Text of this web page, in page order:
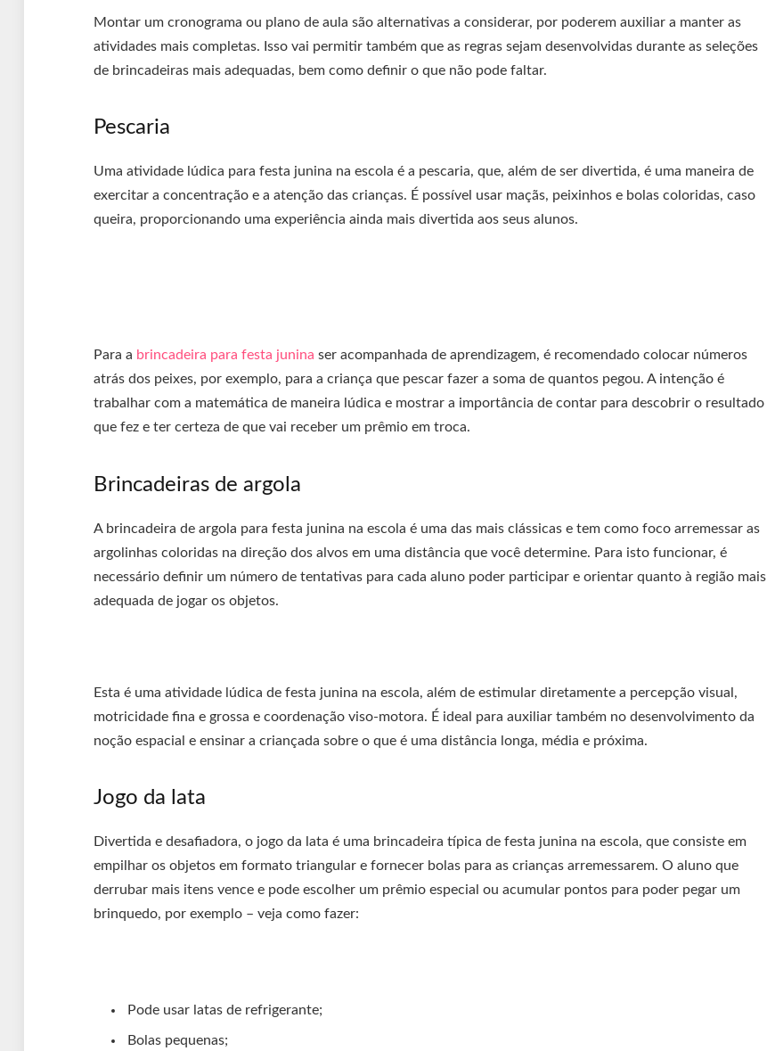
Montar um cronograma ou plano de aula são alternativas a considerar, por poderem auxiliar a manter as
atividades mais completas. Isso vai permitir também que as regras sejam desenvolvidas durante as seleções
de brincadeiras mais adequadas, bem como definir o que não pode faltar.
Pescaria
Uma atividade lúdica para festa junina na escola é a pescaria, que, além de ser divertida, é uma maneira de
exercitar a concentração e a atenção das crianças. É possível usar maçãs, peixinhos e bolas coloridas, caso
queira, proporcionando uma experiência ainda mais divertida aos seus alunos.
Para a brincadeira para festa junina ser acompanhada de aprendizagem, é recomendado colocar números
atrás dos peixes, por exemplo, para a criança que pescar fazer a soma de quantos pegou. A intenção é
trabalhar com a matemática de maneira lúdica e mostrar a importância de contar para descobrir o resultado
que fez e ter certeza de que vai receber um prêmio em troca.
Brincadeiras de argola
A brincadeira de argola para festa junina na escola é uma das mais clássicas e tem como foco arremessar as
argolinhas coloridas na direção dos alvos em uma distância que você determine. Para isto funcionar, é
necessário definir um número de tentativas para cada aluno poder participar e orientar quanto à região mais
adequada de jogar os objetos.
Esta é uma atividade lúdica de festa junina na escola, além de estimular diretamente a percepção visual,
motricidade fina e grossa e coordenação viso-motora. É ideal para auxiliar também no desenvolvimento da
noção espacial e ensinar a criançada sobre o que é uma distância longa, média e próxima.
Jogo da lata
Divertida e desafiadora, o jogo da lata é uma brincadeira típica de festa junina na escola, que consiste em
empilhar os objetos em formato triangular e fornecer bolas para as crianças arremessarem. O aluno que
derrubar mais itens vence e pode escolher um prêmio especial ou acumular pontos para poder pegar um
brinquedo, por exemplo – veja como fazer:
Pode usar latas de refrigerante;
Bolas pequenas;